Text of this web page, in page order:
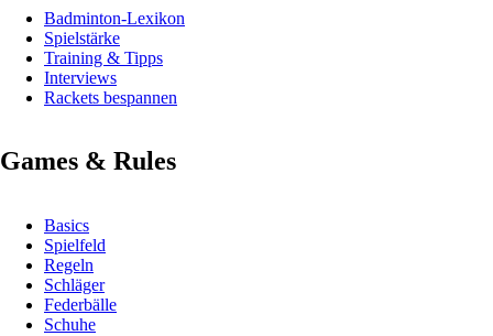
Badminton-Lexikon
Spielstärke
Training & Tipps
Interviews
Rackets bespannen
Games & Rules
Basics
Spielfeld
Regeln
Schläger
Federbälle
Schuhe